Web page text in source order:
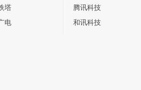
塔
电
腾讯科技
和讯科技